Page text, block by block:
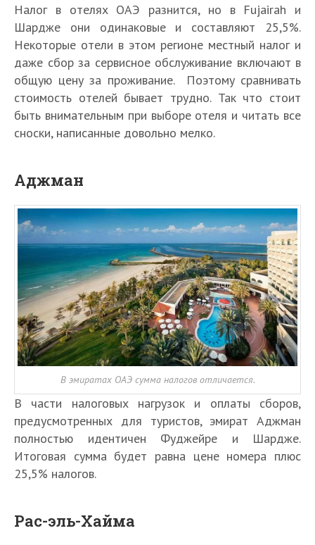
Налог в отелях ОАЭ разнится, но в Fujairah и
Шардже они одинаковые и составляют 25,5%.
Некоторые отели в этом регионе местный налог и
даже сбор за сервисное обслуживание включают в
общую цену за проживание. Поэтому сравнивать
стоимость отелей бывает трудно. Так что стоит
быть внимательным при выборе отеля и читать все
сноски, написанные довольно мелко.
Аджман
В эмиратах ОАЭ сумма налогов отличается.
В части налоговых нагрузок и оплаты сборов,
предусмотренных для туристов, эмират Аджман
полностью идентичен Фуджейре и Шардже.
Итоговая сумма будет равна цене номера плюс
25,5% налогов.
Рас-эль-Хайма